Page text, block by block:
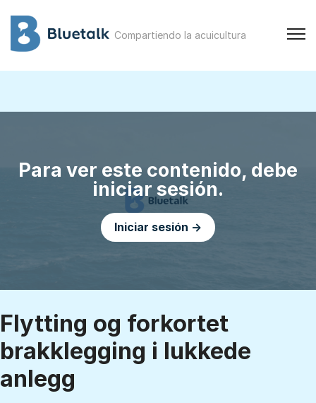
Compartiendo la acuicultura
Para ver este contenido, debe
iniciar sesión.
Iniciar sesión →
Flytting og forkortet
brakklegging i lukkede
anlegg